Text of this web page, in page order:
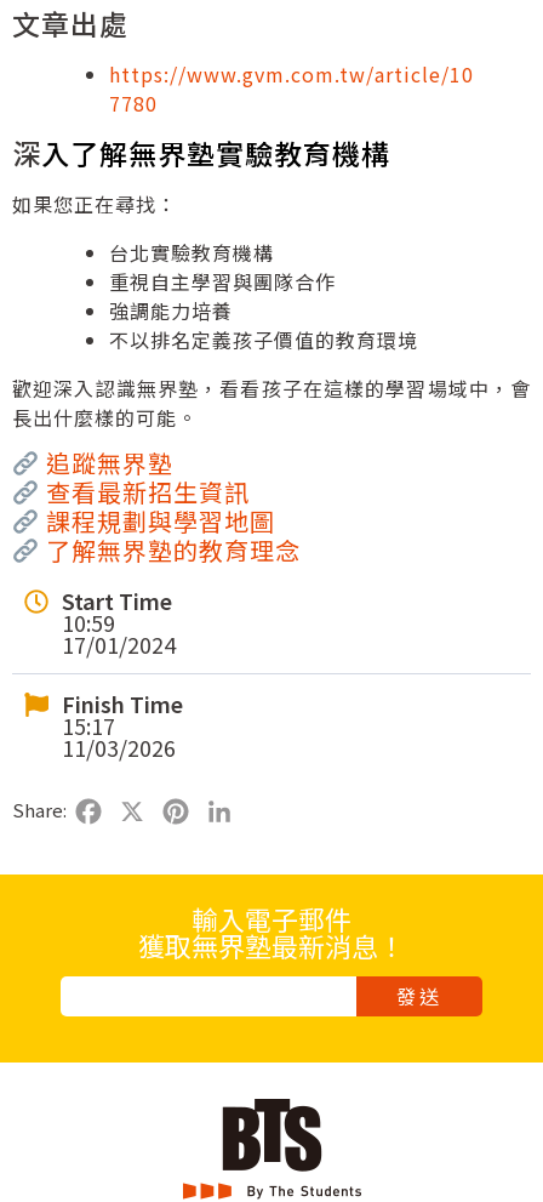
文章出處
https://www.gvm.com.tw/article/10
7780
深入了解無界塾實驗教育機構
如果您正在尋找：
台北實驗教育機構
重視自主學習與團隊合作
強調能力培養
不以排名定義孩子價值的教育環境
歡迎深入認識無界塾，看看孩子在這樣的學習場域中，會
長出什麼樣的可能。
追蹤無界塾
查看最新招生資訊
課程規劃與學習地圖
了解無界塾的教育理念
Start Time
10:59
17/01/2024
Finish Time
15:17
11/03/2026
Share: Facebook Pinterest
輸入電子郵件
獲取無界塾最新消息！
發送